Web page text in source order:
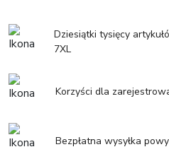
Dziesiątki tysięcy
7XL
Korzyści dla
Bezpłatna wysyłka